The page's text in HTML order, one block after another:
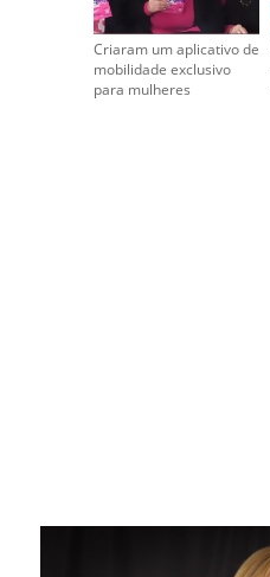
Criaram um aplicativo de
mobilidade exclusivo
para mulheres